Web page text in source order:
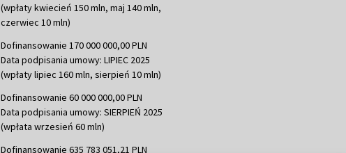
(wpłaty kwiecień 150 mln, maj 140 mln,
czerwiec 10 mln)
Dofinansowanie 170 000 000,00 PLN
Data podpisania umowy: LIPIEC 2025
(wpłaty lipiec 160 mln, sierpień 10 mln)
Dofinansowanie 60 000 000,00 PLN
Data podpisania umowy: SIERPIEŃ 2025
(wpłata wrzesień 60 mln)
Dofinansowanie 635 783 051,21 PLN